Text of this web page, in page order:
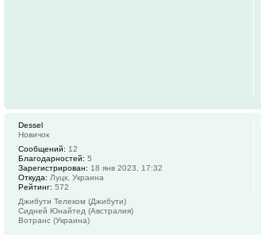
Dessel
Новичок
Сообщений: 12
Благодарностей: 5
Зарегистрирован: 18 янв 2023, 17:32
Откуда: Луцк, Украина
Рейтинг: 572
Джибути Телеком (Джибути)
Сидней Юнайтед (Австралия)
Вотранс (Украина)